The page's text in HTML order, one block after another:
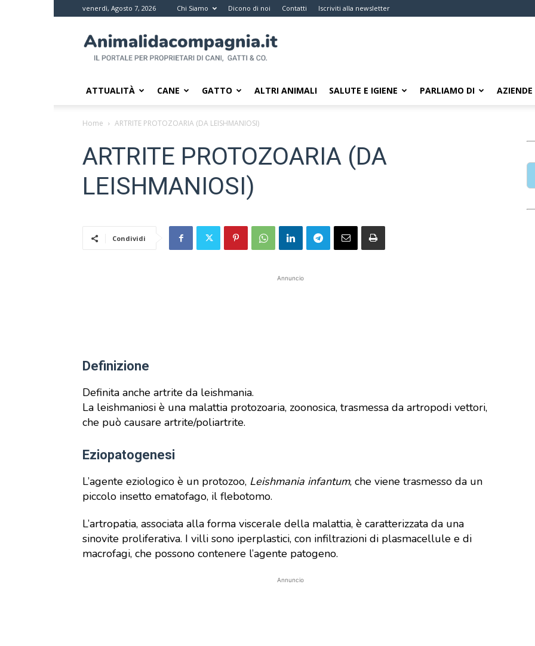
venerdì, Agosto 7, 2026 Chi Siamo Dicono di noi Contatti Iscriviti alla newsletter
da
compagnia
Il
i
proprietari
di
pet
ATTUALITÀ CANE GATTO ALTRI ANIMALI SALUTE E IGIENE PARLIAMO DI AZIENDE
Home ARTRITE PROTOZOARIA (DA LEISHMANIOSI)
ARTRITE PROTOZOARIA (DA
LEISHMANIOSI)
Condividi
Annuncio
Definizione
Definita anche artrite da leishmania.
La leishmaniosi è una malattia protozoaria, zoonosica, trasmessa da artropodi vettori,
che può causare artrite/poliartrite.
Eziopatogenesi
L’agente eziologico è un protozoo, Leishmania infantum, che viene trasmesso da un
piccolo insetto ematofago, il flebotomo.
L’artropatia, associata alla forma viscerale della malattia, è caratterizzata da una
sinovite proliferativa. I villi sono iperplastici, con infiltrazioni di plasmacellule e di
macrofagi, che possono contenere l’agente patogeno.
Annuncio